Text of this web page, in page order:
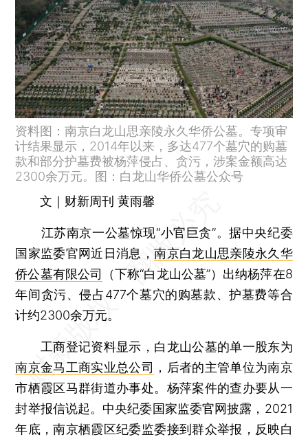
资料图：南京白龙山思亲陵永久华侨公墓。专项审
计结果显示，2014年以来，多达477个墓穴的购墓
款和部分护墓费被杨萍侵占、贪污，涉案金额高达
2300余万元。图：白龙山华侨公墓公众号
文｜财新周刊 黄雨馨
江苏南京一公墓惊现“小官巨贪”。据中央纪委
国家监委官网近日消息，南京白龙山思亲陵永久华
侨公墓有限公司
（下称“白龙山公墓”）出纳杨萍在8
年间贪污、侵占477个墓穴的购墓款、护墓费等合
计约2300余万元。
工商登记资料显示，白龙山公墓的单一股东为
南京金马工商实业总公司 ，后者的主管单位为南京
市栖霞区马群街道办事处。杨萍案件的查办要从一
封举报信说起。中央纪委国家监委官网披露，2021
年底，南京栖霞区纪委监委接到群众举报，反映白